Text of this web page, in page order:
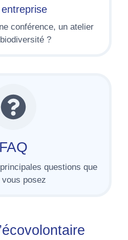
conférence, un atelier
?
FAQ
questions que
posez